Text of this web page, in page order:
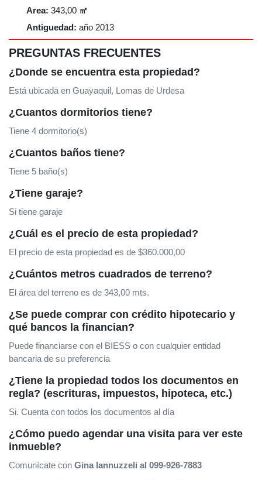
Area: 343,00 ㎡
Antiguedad: año 2013
PREGUNTAS FRECUENTES
¿Donde se encuentra esta propiedad?
Está ubicada en Guayaquil, Lomas de Urdesa
¿Cuantos dormitorios tiene?
Tiene 4 dormitorio(s)
¿Cuantos baños tiene?
Tiene 5 baño(s)
¿Tiene garaje?
Si tiene garaje
¿Cuál es el precio de esta propiedad?
El precio de esta propiedad es de $360.000,00
¿Cuántos metros cuadrados de terreno?
El área del terreno es de 343,00 mts.
¿Se puede comprar con crédito hipotecario y
qué bancos la financian?
Puede financiarse con el BIESS o con cualquier entidad
bancaria de su preferencia
¿Tiene la propiedad todos los documentos en
regla? (escrituras, impuestos, hipoteca, etc.)
Si. Cuenta con todos los documentos al día
¿Cómo puedo agendar una visita para ver este
inmueble?
Comunícate con Gina Iannuzzeli al 099-926-7883